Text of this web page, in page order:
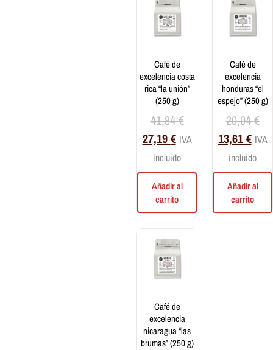
café de
excelencia costa
rica “la unión”
(250 g)
41,84€
27,19€ IVA
incluido
Añadir al
carrito
café de
excelencia
honduras “el
espejo” (250 g)
20,94€
13,61€ IVA
incluido
Añadir al
carrito
café de
excelencia
nicaragua “las
brumas” (250 g)